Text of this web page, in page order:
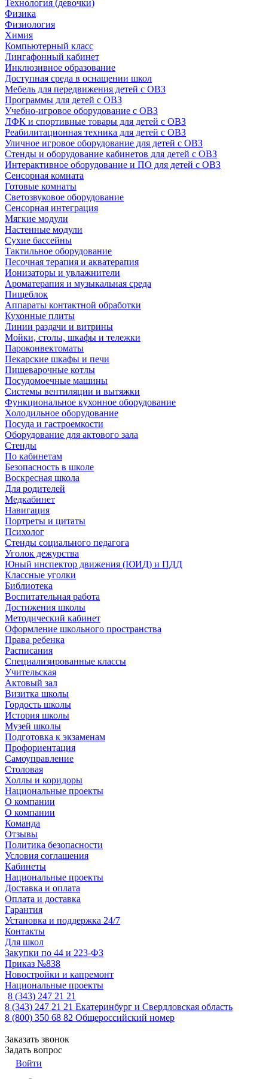
Технология (девочки)
Физика
Физиология
Химия
Компьютерный класс
Лингафонный кабинет
Инклюзивное образование
Доступная среда в оснащении школ
Мебель для передвижения детей с ОВЗ
Программы для детей с ОВЗ
Учебно-игровое оборудование с ОВЗ
ЛФК и спортивные товары для детей с ОВЗ
Реабилитационная техника для детей с ОВЗ
Уличное игровое оборудование для детей с ОВЗ
Стенды и оборудование кабинетов для детей с ОВЗ
Интерактивное оборудование и ПО для детей с ОВЗ
Сенсорная комната
Готовые комнаты
Светозвуковое оборудование
Сенсорная интеграция
Мягкие модули
Настенные модули
Сухие бассейны
Тактильное оборудование
Песочная терапия и акватерапия
Ионизаторы и увлажнители
Ароматерапия и музыкальная среда
Пищеблок
Аппараты контактной обработки
Кухонные плиты
Линии раздачи и витрины
Мойки, столы, шкафы и тележки
Пароконвектоматы
Пекарские шкафы и печи
Пищеварочные котлы
Посудомоечные машины
Системы вентиляции и вытяжки
Функциональное кухонное оборудование
Холодильное оборудование
Посуда и гастроемкости
Оборудование для актового зала
Стенды
По кабинетам
Безопасность в школе
Воскресная школа
Для родителей
Медкабинет
Навигация
Портреты и цитаты
Психолог
Стенды социального педагога
Уголок дежурства
Юный инспектор движения (ЮИД) и ПДД
Классные уголки
Библиотека
Воспитательная работа
Достижения школы
Методический кабинет
Оформление школьного пространства
Права ребенка
Расписания
Специализированные классы
Учительская
Актовый зал
Визитка школы
Гордость школы
История школы
Музей школы
Подготовка к экзаменам
Профориентация
Самоуправление
Столовая
Холлы и коридоры
Национальные проекты
О компании
О компании
Команда
Отзывы
Политика безопасности
Условия соглашения
Кабинеты
Национальные проекты
Доставка и оплата
Оплата и доставка
Гарантия
Установка и поддержка 24/7
Контакты
Для школ
Закупки по 44 и 223-ФЗ
Приказ №838
Новостройки и капремонт
Национальные проекты
8 (343) 247 21 21
8 (343) 247 21 21 Екатеринбург и Свердловская область
8 (800) 350 68 82 Общероссийский номер
Заказать звонок
Задать вопрос
Войти